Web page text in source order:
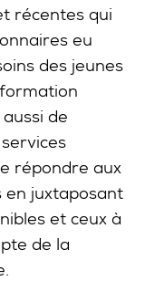
récentes qui
eu
des jeunes
de
répondre aux
en juxtaposant
et ceux à
de la